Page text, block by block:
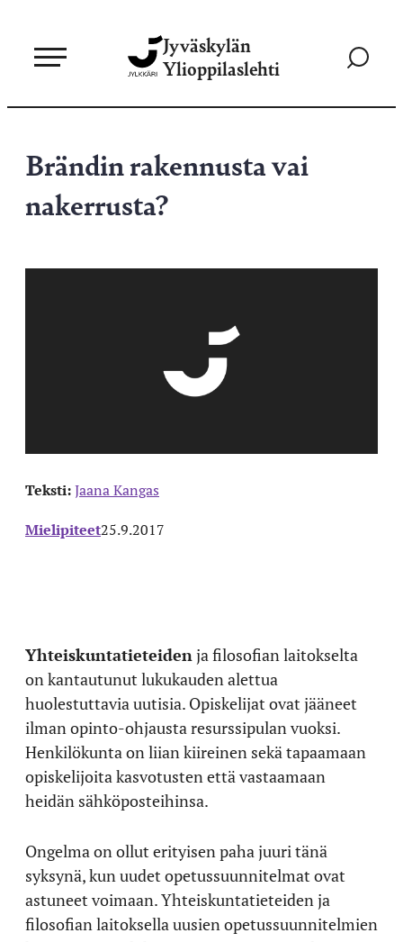
sisältöön
Jyväskylän
Ylioppilaslehti
Siirry
Brändin rakennusta vai
nakerrusta?
Teksti:Jaana Kangas
Mielipiteet25.9.2017
Yhteiskuntatieteiden ja filosofian laitokselta
on kantautunut lukukauden alettua
huolestuttavia uutisia. Opiskelijat ovat jääneet
ilman opinto-ohjausta resurssipulan vuoksi.
Henkilökunta on liian kiireinen sekä tapaamaan
opiskelijoita kasvotusten että vastaamaan
heidän sähköposteihinsa.
Ongelma on ollut erityisen paha juuri tänä
syksynä, kun uudet opetussuunnitelmat ovat
astuneet voimaan. Yhteiskuntatieteiden ja
filosofian laitoksella uusien opetussuunnitelmien